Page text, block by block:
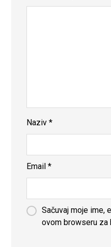
Naziv*
Email*
Sačuvaj moje ime,
ovom browseru za